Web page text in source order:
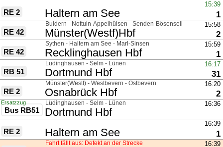
RE 2 nach
Haltern am See
15:39
1
RE 42 nach
Münster(Westf)Hbf
15:58
2
über
Buldern - Nottuln-Appelhülsen - Senden-Bösensell
RE 42 nach
Recklinghausen Hbf
15:59
1
über
Sythen - Haltern am See - Marl-Sinsen
RB 51 nach
Dortmund Hbf
16:17
31
über
Lüdinghausen - Selm - Lünen
RE 2 nach
Osnabrück Hbf
16:20
2
über
Münster(Westf) - Westbevern - Ostbevern
Bus RB51
Ersatzzug
nach
Dortmund Hbf
16:36
über
Lüdinghausen - Selm - Lünen
RE 2 nach
Haltern am See
16:39
1
16:39
Fahrt fällt aus: Defekt an der Strecke